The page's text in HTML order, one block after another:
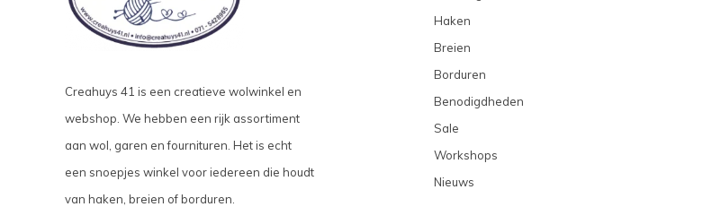
Creahuys 41 is een creatieve wolwinkel en
webshop. We hebben een rijk assortiment
aan wol, garen en fournituren. Het is echt
een snoepjes winkel voor iedereen die houdt
van haken, breien of borduren.
Haken
Breien
Borduren
Benodigdheden
Sale
Workshops
Nieuws